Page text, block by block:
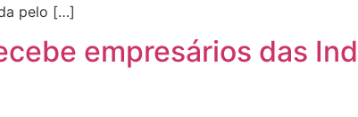
pelo […]
empresários das